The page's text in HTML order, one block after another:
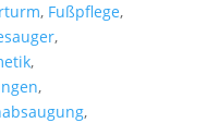
, Fußpflege,
,
,
,
,